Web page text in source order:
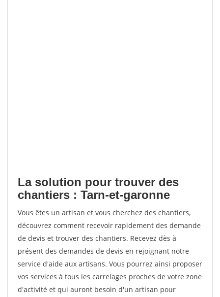
La solution pour trouver des
chantiers : Tarn-et-garonne
Vous êtes un artisan et vous cherchez des chantiers,
découvrez comment recevoir rapidement des demande
de devis et trouver des chantiers. Recevez dès à
présent des demandes de devis en rejoignant notre
service d'aide aux artisans. Vous pourrez ainsi proposer
vos services à tous les carrelages proches de votre zone
d'activité et qui auront besoin d'un artisan pour